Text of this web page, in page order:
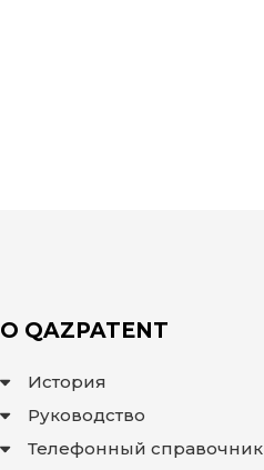
О QAZPATENT
История
Руководство
Телефонный справочник